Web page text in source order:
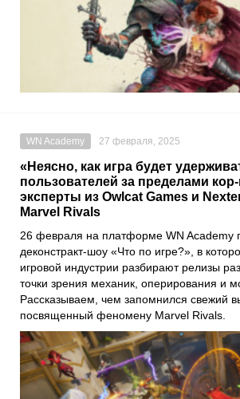
WN Academy 27 февраля, 2025
«Неясно, как игра будет
пользователей за пределами
эксперты из Owlcat Games и
Marvel Rivals
26 февраля на платформе WN
деконстракт-шоу «Что по игре?», в
игровой индустрии разбирают релизы
точки зрения механик, оперирования и
Рассказываем, чем запомнился свежий
посвященный феномену Marvel Rivals.